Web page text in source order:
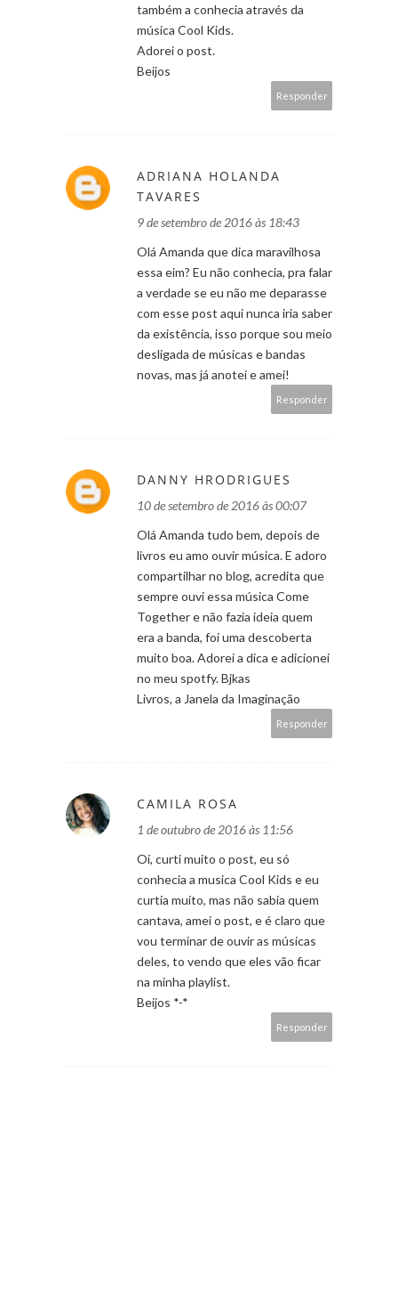
também a conhecia através da
música Cool Kids.
Adorei o post.
Beijos
Responder
ADRIANA HOLANDA
TAVARES
9 de setembro de 2016 às 18:43
Olá Amanda que dica maravilhosa
essa eim? Eu não conhecia, pra falar
a verdade se eu não me deparasse
com esse post aqui nunca iria saber
da existência, isso porque sou meio
desligada de músicas e bandas
novas, mas já anotei e amei!
Responder
DANNY HRODRIGUES
10 de setembro de 2016 às 00:07
Olá Amanda tudo bem, depois de
livros eu amo ouvir música. E adoro
compartilhar no blog, acredita que
sempre ouvi essa música Come
Together e não fazia ideia quem
era a banda, foi uma descoberta
muito boa. Adorei a dica e adicionei
no meu spotfy. Bjkas
Livros, a Janela da Imaginação
Responder
CAMILA ROSA
1 de outubro de 2016 às 11:56
Oi, curti muito o post, eu só
conhecia a musica Cool Kids e eu
curtia muito, mas não sabia quem
cantava, amei o post, e é claro que
vou terminar de ouvir as músicas
deles, to vendo que eles vão ficar
na minha playlist.
Beijos *-*
Responder